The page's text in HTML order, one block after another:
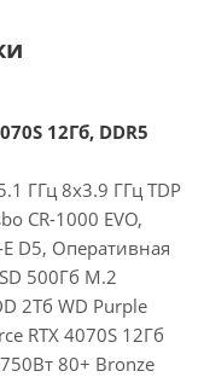
12Гб, DDR5
ГГц 8x3.9 ГГц TDP
CR-1000 EVO,
D5, Оперативная
500Гб M.2
2Тб WD Purple
RTX 4070S 12Гб
80+ Bronze